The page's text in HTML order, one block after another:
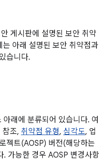
게시판에 설명된 보안 취약
아래 설명된 보안 취약점과
습니다.
래에 분류되어 있습니다. 여
참조, 취약점 유형, 심각도, 업
젝트(AOSP) 버전(해당하는
. 가능한 경우 AOSP 변경사항